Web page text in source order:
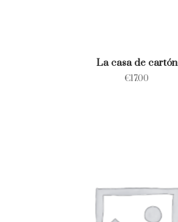
La casa de cartón
€17.00